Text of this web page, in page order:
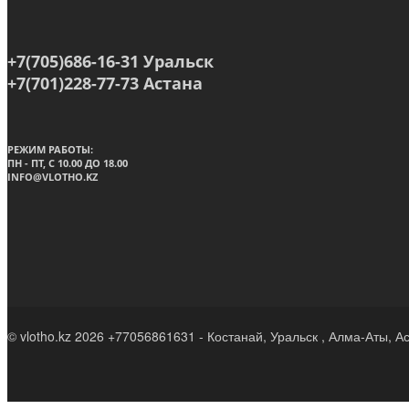
+7(705)686-16-31 Уральск
+7(701)228-77-73 Астана
РЕЖИМ РАБОТЫ:
ПН - ПТ, C 10.00 ДО 18.00
INFO@VLOTHO.KZ
© vlotho.kz 2026 +77056861631 - Костанай, Уральск , Алма-Аты,